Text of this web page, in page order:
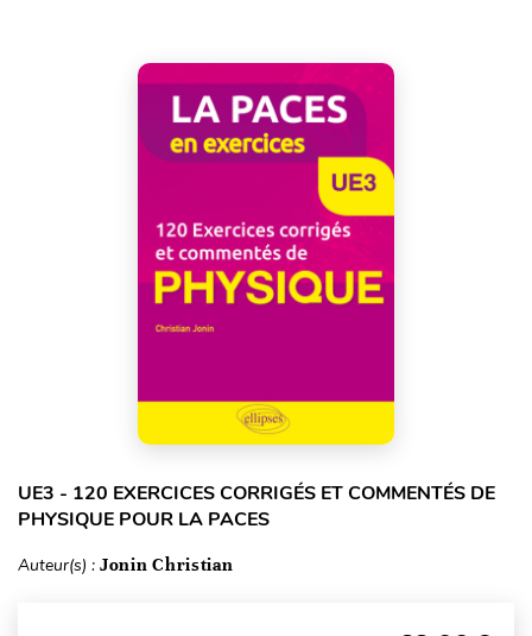
UE3 - 120 EXERCICES CORRIGÉS ET COMMENTÉS DE
PHYSIQUE POUR LA PACES
Auteur(s) : Jonin Christian